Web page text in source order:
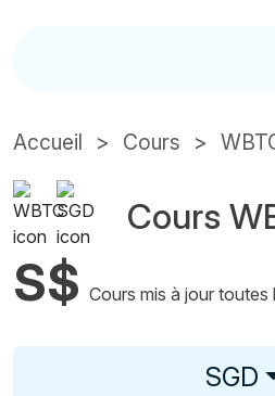
Accueil Cours
Cours
S$ Cours mis à jour toutes
SGD